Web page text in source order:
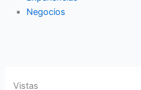
Negocios
Vistas